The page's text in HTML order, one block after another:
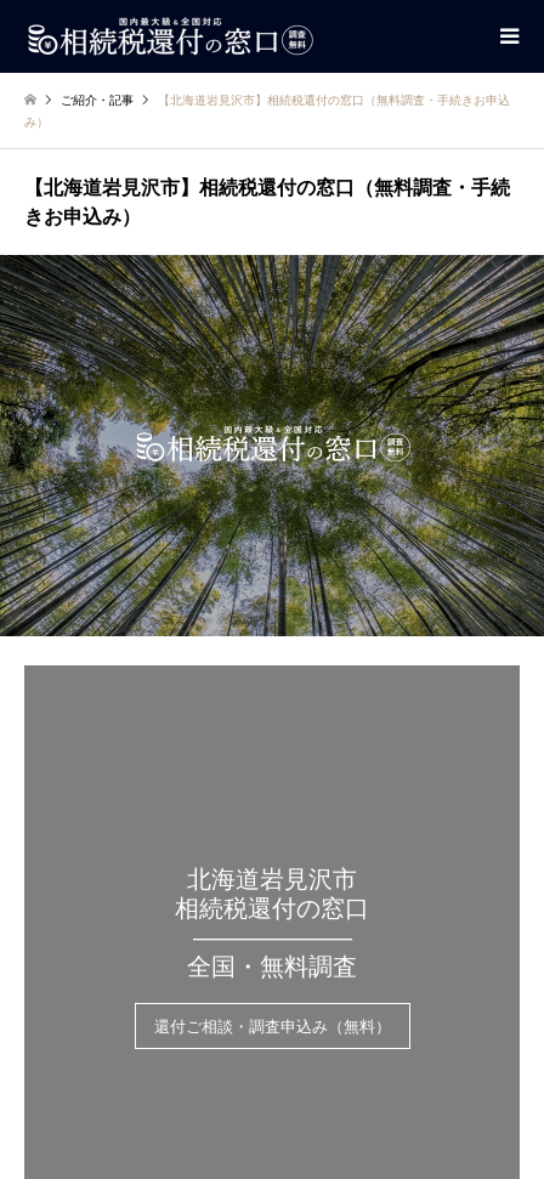
ご紹介・記事
【北海道岩見沢市】相続税還付の窓口（無料調査・手続きお申込
み）
【北海道岩見沢市】相続税還付の窓口（無料調査・手続
きお申込み）
北海道岩見沢市
相続税還付の窓口
——————–
全国・無料調査
還付ご相談・調査申込み（無料）